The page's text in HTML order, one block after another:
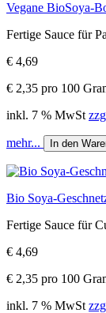
Vegane BioSoya-
Fertige Sauce für
€ 4,69
€ 2,35 pro 100
inkl. 7 % MwSt
mehr... In den
Bio Soya-
Fertige Sauce für
€ 4,69
€ 2,35 pro 100
inkl. 7 % MwSt